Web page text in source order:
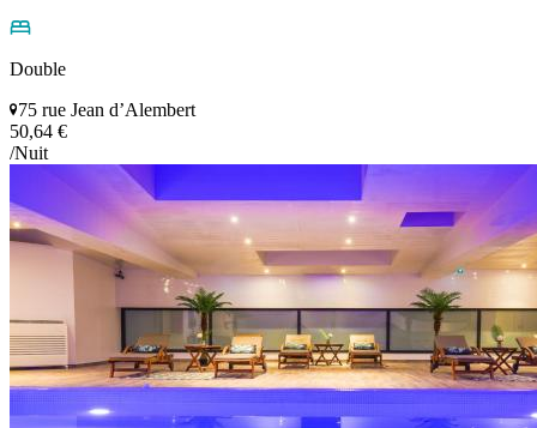
Double
75 rue Jean d’Alembert
50,64 €
/Nuit